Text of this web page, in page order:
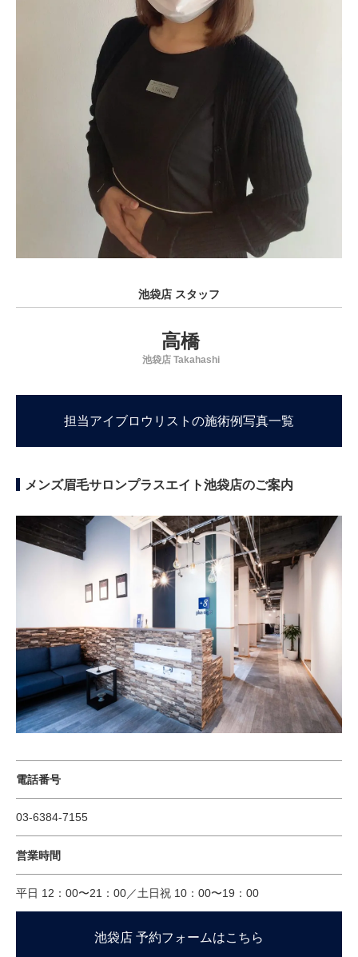
池袋店 スタッフ
高橋
池袋店 Takahashi
担当アイブロウリストの施術例写真一覧
メンズ眉毛サロンプラスエイト池袋店のご案内
電話番号
03-6384-7155
営業時間
平日 12：00〜21：00／土日祝 10：00〜19：00
池袋店 予約フォームはこちら